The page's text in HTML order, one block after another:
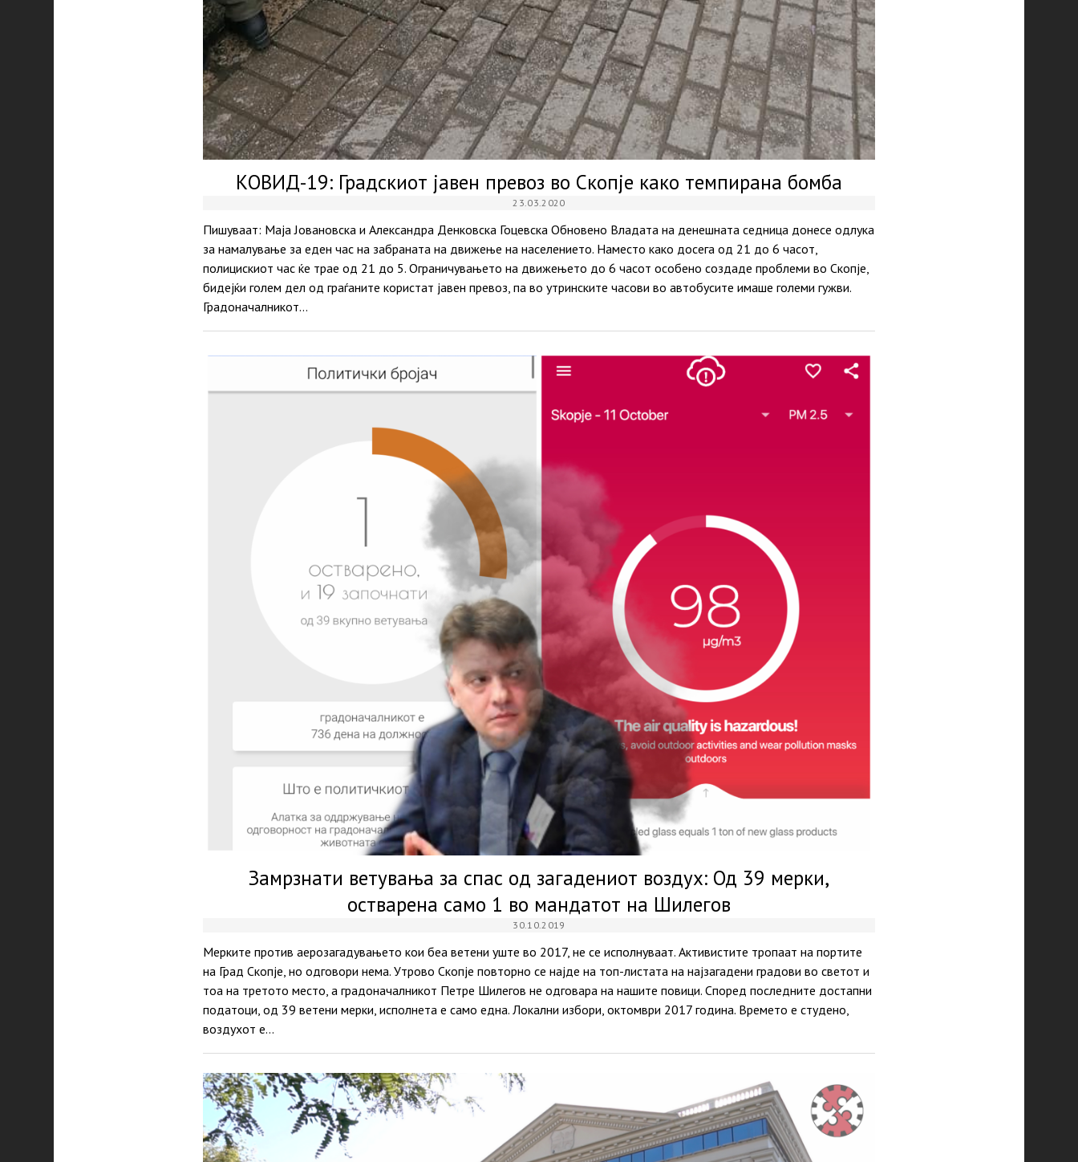
КОВИД-19: Градскиот јавен превоз во Скопје како темпирана бомба
23.03.2020
Пишуваат: Маја Јовановска и Александра Денковска Гоцевска Обновено Владата на денешната седница донесе одлука
за намалување за еден час на забраната на движење на населението. Наместо како досега од 21 до 6 часот,
полицискиот час ќе трае од 21 до 5. Ограничувањето на движењето до 6 часот особено создаде проблеми во Скопје,
бидејќи голем дел од граѓаните користат јавен превоз, па во утринските часови во автобусите имаше големи гужви.
Градоначалникот…
Замрзнати ветувања за спас од загадениот воздух: Од 39 мерки,
остварена само 1 во мандатот на Шилегов
30.10.2019
Мерките против аерозагадувањето кои беа ветени уште во 2017, не се исполнуваат. Активистите тропаат на портите
на Град Скопје, но одговори нема. Утрово Скопје повторно се најде на топ-листата на најзагадени градови во светот и
тоа на третото место, а градоначалникот Петре Шилегов не одговара на нашите повици. Според последните достапни
податоци, од 39 ветени мерки, исполнета е само една. Локални избори, октомври 2017 година. Времето е студено,
воздухот е…